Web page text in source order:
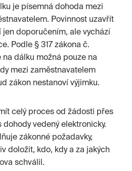
je písemná dohoda mezi
Povinnost uzavřít
doporučením, ale vychází
Podle § 317 zákona č.
dálku možná pouze na
mezi zaměstnavatelem
zákon nestanoví výjimku.
celý proces od žádosti přes
vedený elektronicky.
zákonné požadavky,
doložit, kdo, kdy a za jakých
schválil.